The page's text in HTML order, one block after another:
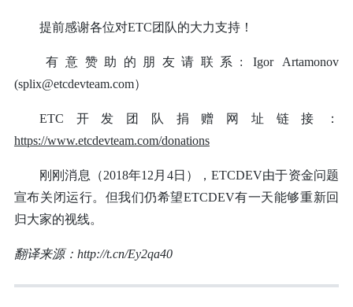
提前感谢各位对ETC团队的大力支持！
有意赞助的朋友请联系: Igor Artamonov
(splix@etcdevteam.com）
ETC开发团队捐赠网址链接：
https://www.etcdevteam.com/donations
刚刚消息（2018年12月4日），ETCDEV由于资金问题
宣布关闭运行。但我们仍希望ETCDEV有一天能够重新回
归大家的视线。
翻译来源：http://t.cn/Ey2qa40